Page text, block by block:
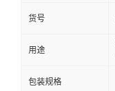
货号
用途
包装规格